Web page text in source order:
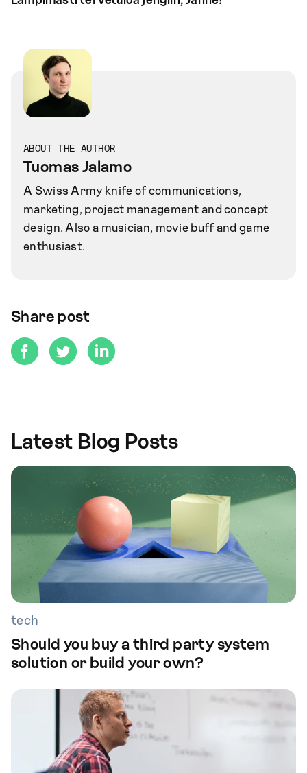
A Swiss Army knife of communications,
marketing, project management and concept
design. Also a musician, movie buff and game
enthusiast.
ABOUT THE AUTHOR
Tuomas Jalamo
Share post
Latest Blog Posts
tech
Should you buy a third party system
solution or build your own?